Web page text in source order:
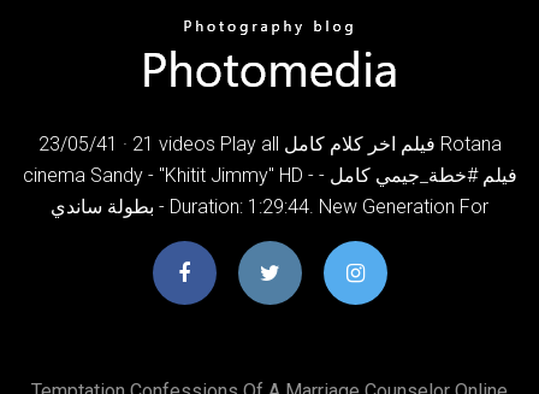
23/05/41 · 21 videos Play all فيلم اخر كلام كامل Rotana
cinema Sandy - "Khitit Jimmy" HD - فيلم #خطة_جيمي كامل -
بطولة ساندي - Duration: 1:29:44. New Generation For